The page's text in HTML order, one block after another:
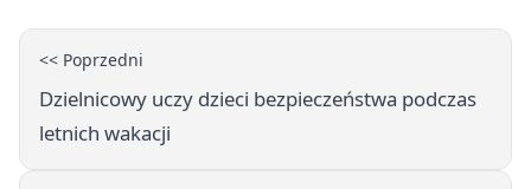
<< Poprzedni
Dzielnicowy uczy dzieci bezpieczeństwa podczas
letnich wakacji